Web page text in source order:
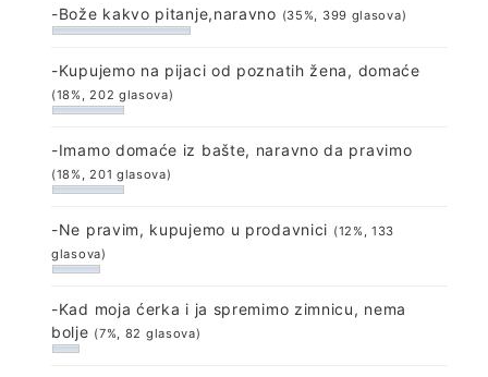
-Bože kakvo pitanje,naravno (35%, 399 glasova)
-Kupujemo na pijaci od poznatih žena, domaće
(18%, 202 glasova)
-Imamo domaće iz bašte, naravno da pravimo
(18%, 201 glasova)
-Ne pravim, kupujemo u prodavnici (12%, 133
glasova)
-Kad moja ćerka i ja spremimo zimnicu, nema
bolje (7%, 82 glasova)